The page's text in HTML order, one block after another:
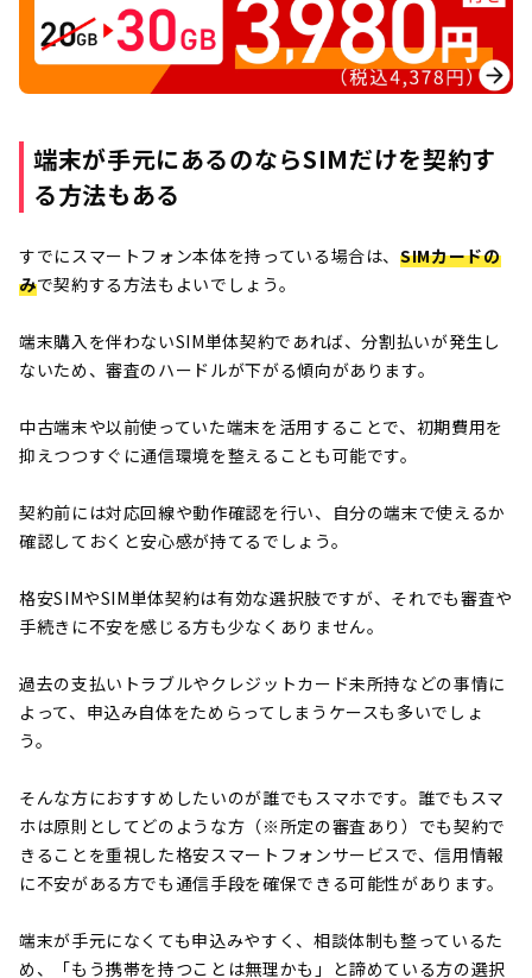
端末が手元にあるのならSIMだけを契約す
る方法もある
すでにスマートフォン本体を持っている場合は、SIMカードの
みで契約する方法もよいでしょう。
端末購入を伴わないSIM単体契約であれば、分割払いが発生し
ないため、審査のハードルが下がる傾向があります。
中古端末や以前使っていた端末を活用することで、初期費用を
抑えつつすぐに通信環境を整えることも可能です。
契約前には対応回線や動作確認を行い、自分の端末で使えるか
確認しておくと安心感が持てるでしょう。
格安SIMやSIM単体契約は有効な選択肢ですが、それでも審査や
手続きに不安を感じる方も少なくありません。
過去の支払いトラブルやクレジットカード未所持などの事情に
よって、申込み自体をためらってしまうケースも多いでしょ
う。
そんな方におすすめしたいのが誰でもスマホです。誰でもスマ
ホは原則としてどのような方（※所定の審査あり）でも契約で
きることを重視した格安スマートフォンサービスで、信用情報
に不安がある方でも通信手段を確保できる可能性があります。
端末が手元になくても申込みやすく、相談体制も整っているた
め、「もう携帯を持つことは無理かも」と諦めている方の選択